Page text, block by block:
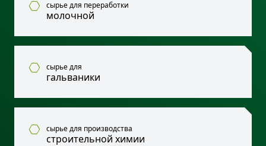
сырье для переработки
молочной
сырье для
гальваники
сырье для производства
строительной химии